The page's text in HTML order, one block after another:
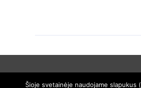
Šioje svetainėje naudojame